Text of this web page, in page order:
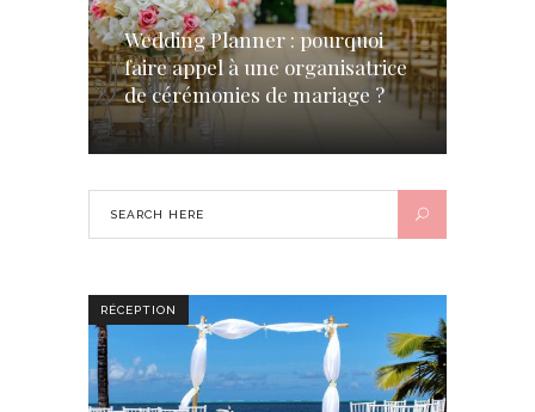
Wedding Planner : pourquoi
faire appel à une organisatrice
de cérémonies de mariage ?
RÉCEPTION